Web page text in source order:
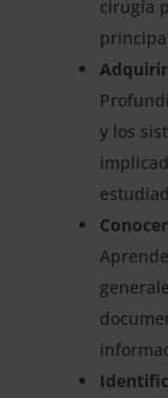
cirugía
y los